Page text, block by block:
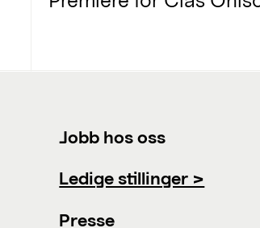
Jobb hos oss
Ledige stillinger >
Presse